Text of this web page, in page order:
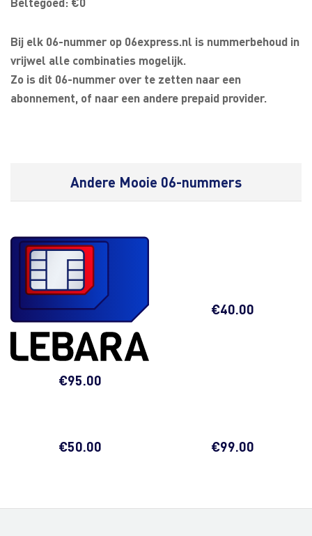
Bij elk 06-nummer op 06express.nl is nummerbehoud in
vrijwel alle combinaties mogelijk.
Zo is dit 06-nummer over te zetten naar een
abonnement, of naar een andere prepaid provider.
Andere Mooie 06-nummers
€95.00
€40.00
€50.00 €99.00